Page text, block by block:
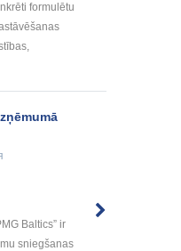
formulētu
Baltics” ir
sniegšanas